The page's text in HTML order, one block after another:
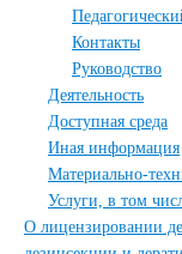
Контакты
Руководство
Деятельность
Доступная среда
Иная информация
Материально-
Услуги, в том
О лицензировании